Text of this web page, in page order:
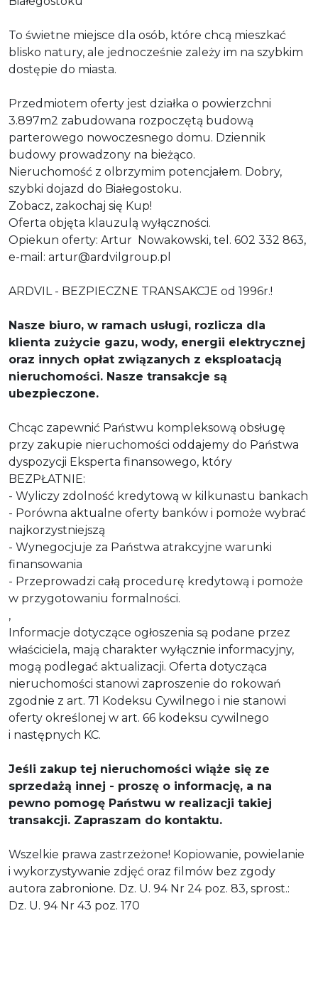
To świetne miejsce dla osób, które chcą mieszkać
blisko natury, ale jednocześnie zależy im na szybkim
dostępie do miasta.
Przedmiotem oferty jest działka o powierzchni
3.897m2 zabudowana rozpoczętą budową
parterowego nowoczesnego domu. Dziennik
budowy prowadzony na bieżąco.
Nieruchomość z olbrzymim potencjałem. Dobry,
szybki dojazd do Białegostoku.
Zobacz, zakochaj się Kup!
Oferta objęta klauzulą wyłączności.
Opiekun oferty: Artur Nowakowski, tel. 602 332 863,
e-mail: artur@ardvilgroup.pl
ARDVIL - BEZPIECZNE TRANSAKCJE od 1996r.!
Nasze biuro, w ramach usługi, rozlicza dla
klienta zużycie gazu, wody, energii elektrycznej
oraz innych opłat związanych z eksploatacją
nieruchomości. Nasze transakcje są
ubezpieczone.
Chcąc zapewnić Państwu kompleksową obsługę
przy zakupie nieruchomości oddajemy do Państwa
dyspozycji Eksperta finansowego, który
BEZPŁATNIE:
- Wyliczy zdolność kredytową w kilkunastu bankach
- Porówna aktualne oferty banków i pomoże wybrać
najkorzystniejszą
- Wynegocjuje za Państwa atrakcyjne warunki
finansowania
- Przeprowadzi całą procedurę kredytową i pomoże
w przygotowaniu formalności.
,
Informacje dotyczące ogłoszenia są podane przez
właściciela, mają charakter wyłącznie informacyjny,
mogą podlegać aktualizacji. Oferta dotycząca
nieruchomości stanowi zaproszenie do rokowań
zgodnie z art. 71 Kodeksu Cywilnego i nie stanowi
oferty określonej w art. 66 kodeksu cywilnego
i następnych KC.
Jeśli zakup tej nieruchomości wiąże się ze
sprzedażą innej - proszę o informację, a na
pewno pomogę Państwu w realizacji takiej
transakcji. Zapraszam do kontaktu.
Wszelkie prawa zastrzeżone! Kopiowanie, powielanie
i wykorzystywanie zdjęć oraz filmów bez zgody
autora zabronione. Dz. U. 94 Nr 24 poz. 83, sprost.:
Dz. U. 94 Nr 43 poz. 170